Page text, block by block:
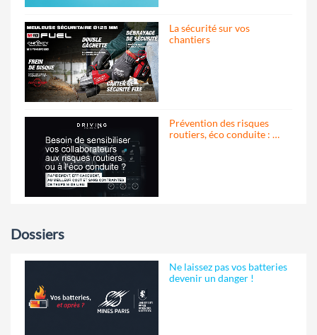
La sécurité sur vos
chantiers
Prévention des risques
routiers, éco conduite : …
Dossiers
Ne laissez pas vos batteries
devenir un danger !